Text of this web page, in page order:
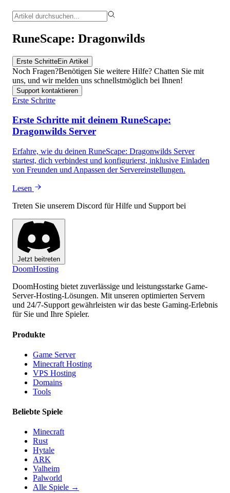
RuneScape: Dragonwilds
Erste SchritteEin Artikel
Noch Fragen?Benötigen Sie weitere Hilfe? Chatten Sie mit
uns, und wir melden uns schnellstmöglich bei Ihnen!
Support kontaktieren
Erste Schritte
Erste Schritte mit deinem RuneScape:
Dragonwilds Server
Erfahre, wie du deinen RuneScape: Dragonwilds Server
startest, dich verbindest und konfigurierst, inklusive Einladen
von Freunden und Anpassen der Servereinstellungen.
Lesen
Treten Sie unserem Discord für Hilfe und Support bei
Jetzt beitreten
DoomHosting
DoomHosting bietet zuverlässige und leistungsstarke Game-
Server-Hosting-Lösungen. Mit unseren optimierten Servern
und 24/7-Support gewährleisten wir das beste Gaming-Erlebnis
für Sie und Ihre Spieler.
Produkte
Game Server
Minecraft Hosting
VPS Hosting
Domains
Tools
Beliebte Spiele
Minecraft
Rust
Hytale
ARK
Valheim
Palworld
Alle Spiele →